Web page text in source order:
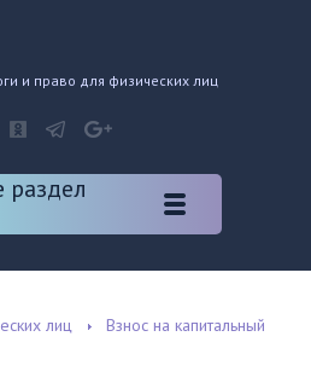
и право для физических лиц
раздел
лиц
Взнос на капитальный